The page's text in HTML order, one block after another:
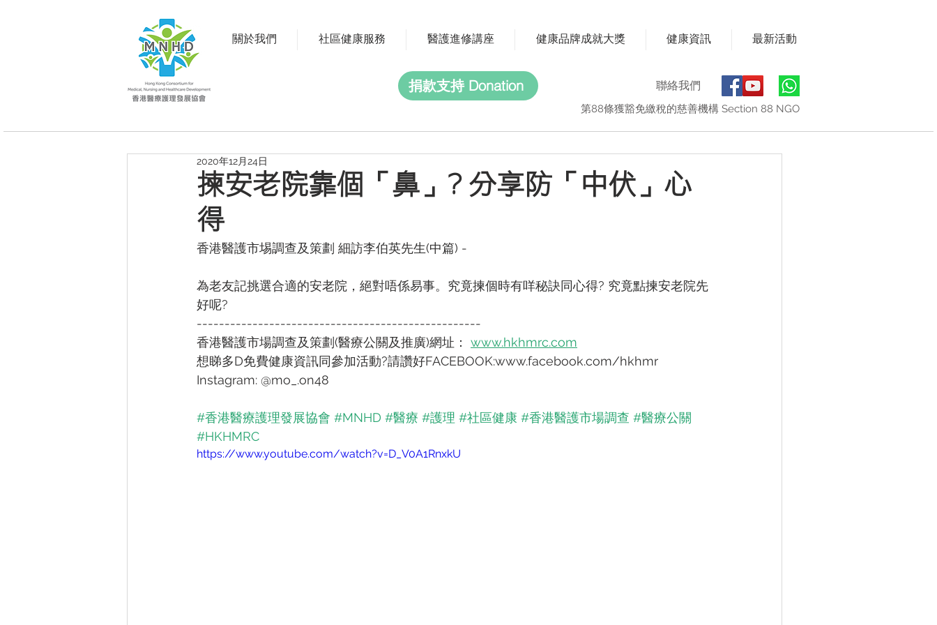
關於我們 社區健康服務 醫護進修講座 健康品牌成就大獎 健康資訊 最新活動
捐款支持 Donation 聯絡我們
第88條獲豁免繳稅的慈善機構 Section 88 NGO
揀安老院靠個「鼻」? 分享防「中伏」心
得
2020年12月24日
香港醫護市埸調查及策劃 細訪李伯英先生(中篇) -
為老友記挑選合適的安老院，絕對唔係易事。究竟揀個時有咩秘訣同心得? 究竟點揀安老院先
好呢?
---------------------------------------------------
香港醫護市場調查及策劃(醫療公關及推廣)網址： www.hkhmrc.com
想睇多D免費健康資訊同參加活動?請讚好FACEBOOK:www.facebook.com/hkhmr
Instagram: @mo_.on48
#香港醫療護理發展協會 #MNHD #醫療 #護理 #社區健康 #香港醫護市場調查 #醫療公關
#HKHMRC
https://www.youtube.com/watch?v=D_V0A1RnxkU